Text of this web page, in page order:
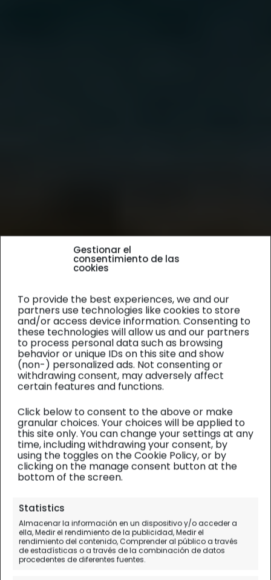
Gestionar el
consentimiento de las
cookies
To provide the best experiences, we and our
partners use technologies like cookies to store
and/or access device information. Consenting to
these technologies will allow us and our partners
to process personal data such as browsing
behavior or unique IDs on this site and show
(non-) personalized ads. Not consenting or
withdrawing consent, may adversely affect
certain features and functions.
Click below to consent to the above or make
granular choices. Your choices will be applied to
this site only. You can change your settings at any
time, including withdrawing your consent, by
using the toggles on the Cookie Policy, or by
clicking on the manage consent button at the
bottom of the screen.
Statistics
Almacenar la información en un dispositivo y/o acceder a
ella, Medir el rendimiento de la publicidad, Medir el
rendimiento del contenido, Comprender al público a través
de estadísticas o a través de la combinación de datos
procedentes de diferentes fuentes.
Riviera Maya y Yucatán
Hilton Tulum Riviera Maya TI
en Riviera Maya, opinión